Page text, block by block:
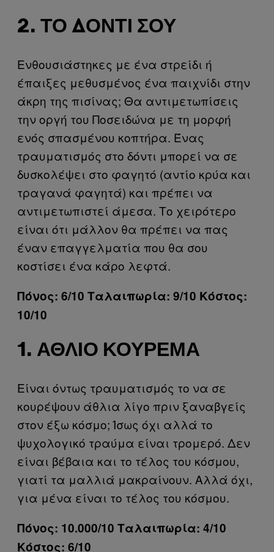
2. ΤΟ ΔΌΝΤΙ ΣΟΥ
Ενθουσιάστηκες με ένα στρείδι ή
έπαιξες μεθυσμένος ένα παιχνίδι στην
άκρη της πισίνας; Θα αντιμετωπίσεις
την οργή του Ποσειδώνα με τη μορφή
ενός σπασμένου κοπτήρα. Ένας
τραυματισμός στο δόντι μπορεί να σε
δυσκολέψει στο φαγητό (αντίο κρύα και
τραγανά φαγητά) και πρέπει να
αντιμετωπιστεί άμεσα. Το χειρότερο
είναι ότι μάλλον θα πρέπει να πας
έναν επαγγελματία που θα σου
κοστίσει ένα κάρο λεφτά.
Πόνος: 6/10 Ταλαιπωρία: 9/10 Κόστος:
10/10
1. ΆΘΛΙΟ ΚΟΎΡΕΜΑ
Είναι όντως τραυματισμός το να σε
κουρέψουν άθλια λίγο πριν ξαναβγείς
στον έξω κόσμο; Ίσως όχι αλλά το
ψυχολογικό τραύμα είναι τρομερό. Δεν
είναι βέβαια και το τέλος του κόσμου,
γιατί τα μαλλιά μακραίνουν. Αλλά όχι,
για μένα είναι το τέλος του κόσμου.
Πόνος: 10.000/10 Ταλαιπωρία: 4/10
Κόστος: 6/10